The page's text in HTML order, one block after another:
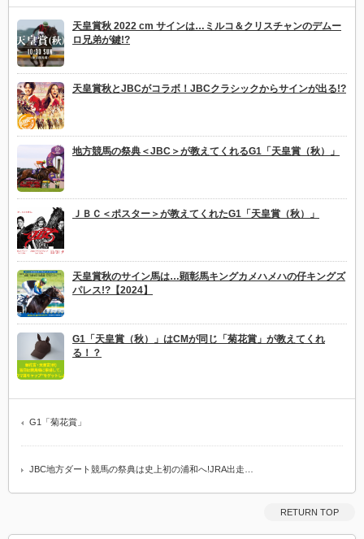
天皇賞秋 2022 cm サインは…ミルコ＆クリスチャンのデムー
ロ兄弟が鍵!?
天皇賞秋とJBCがコラボ！JBCクラシックからサインが出る!?
地方競馬の祭典＜JBC＞が教えてくれるG1「天皇賞（秋）」
ＪＢＣ＜ポスター＞が教えてくれたG1「天皇賞（秋）」
天皇賞秋のサイン馬は…顕彰馬キングカメハメハの仔キングズ
パレス!?【2024】
G1「天皇賞（秋）」はCMが同じ「菊花賞」が教えてくれ
る！？
G1「菊花賞」
JBC地方ダート競馬の祭典は史上初の浦和へ!JRA出走…
RETURN TOP